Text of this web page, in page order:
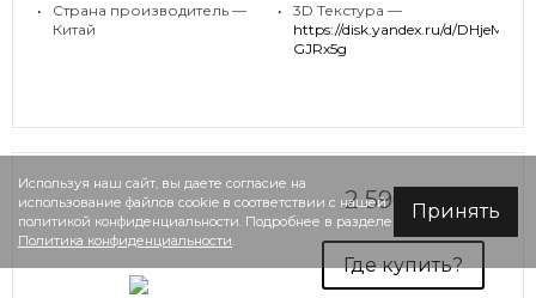
•
Страна производитель —
Китай
•
3D Текстура —
https://disk.yandex.ru/d/DHjeM2k-
GJRx5g
2 590 руб.
Где купить?
Используя наш сайт, вы даете согласие на
использование файлов cookie в соответствии с нашей
политикой конфиденциальности. Подробнее в разделе
Политика конфиденциальности.
Принять